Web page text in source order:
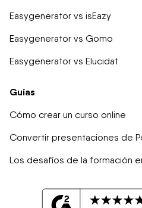
Easygenerator vs isEazy
Easygenerator vs Gomo
Easygenerator vs Elucidat
Guías
Cómo crear un curso online
Convertir presentaciones de
Los desafíos de la formación